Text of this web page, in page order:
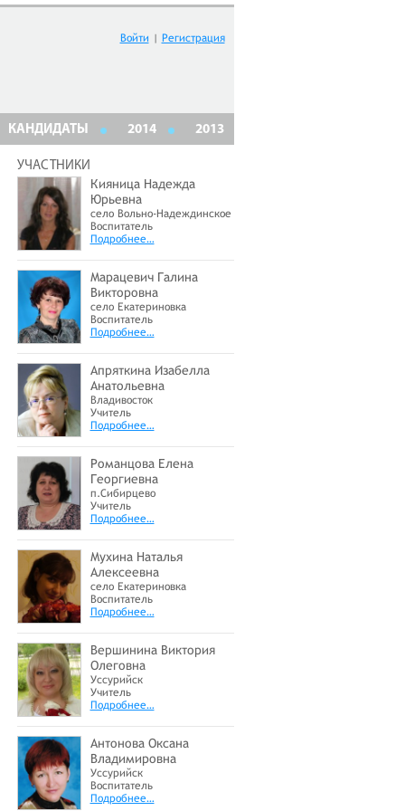
Войти | Регистрация
КАНДИДАТЫ 2014 2013
УЧАСТНИКИ
Кияница Надежда
Юрьевна
село Вольно-Надеждинское
Воспитатель
Подробнее…
Марацевич Галина
Викторовна
село Екатериновка
Воспитатель
Подробнее…
Апряткина Изабелла
Анатольевна
Владивосток
Учитель
Подробнее…
Романцова Елена
Георгиевна
п.Сибирцево
Учитель
Подробнее…
Мухина Наталья
Алексеевна
село Екатериновка
Воспитатель
Подробнее…
Вершинина Виктория
Олеговна
Уссурийск
Учитель
Подробнее…
Антонова Оксана
Владимировна
Уссурийск
Воспитатель
Подробнее…